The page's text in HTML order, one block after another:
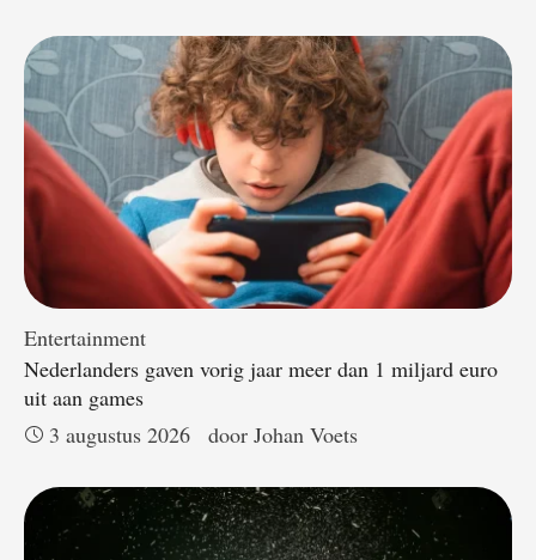
Entertainment
Nederlanders gaven vorig jaar meer dan 1 miljard euro
uit aan games
3 augustus 2026
door Johan Voets